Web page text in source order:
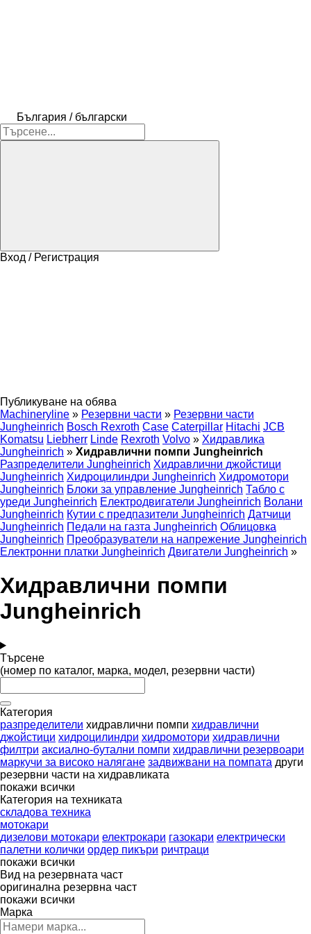
България / български
Вход / Регистрация
Публикуване на обява
Machineryline » Резервни части » Резервни части
Jungheinrich Bosch Rexroth Case Caterpillar Hitachi JCB
Komatsu Liebherr Linde Rexroth Volvo » Хидравлика
Jungheinrich » Хидравлични помпи Jungheinrich
Разпределители Jungheinrich Хидравлични джойстици
Jungheinrich Хидроцилиндри Jungheinrich Хидромотори
Jungheinrich Блоки за управление Jungheinrich Табло с
уреди Jungheinrich Електродвигатели Jungheinrich Волани
Jungheinrich Кутии с предпазители Jungheinrich Датчици
Jungheinrich Педали на газта Jungheinrich Облицовка
Jungheinrich Преобразуватели на напрежение Jungheinrich
Електронни платки Jungheinrich Двигатели Jungheinrich »
Хидравлични помпи
Jungheinrich
Търсене
(номер по каталог, марка, модел, резервни части)
Категория
разпределители хидравлични помпи хидравлични
джойстици хидроцилиндри хидромотори хидравлични
филтри аксиално-бутални помпи хидравлични резервоари
маркучи за високо налягане задвижвани на помпата други
резервни части на хидравликата
покажи всички
Категория на техниката
складова техника
мотокари
дизелови мотокари електрокари газокари електрически
палетни колички ордер пикъри ричтраци
покажи всички
Вид на резервната част
оригинална резервна част
покажи всички
Марка